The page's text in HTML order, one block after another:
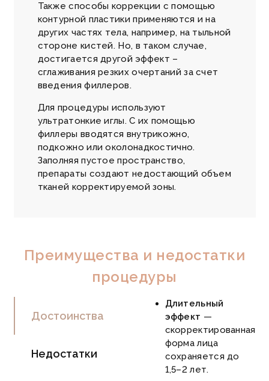
Также способы коррекции с помощью
контурной пластики применяются и на
других частях тела, например, на тыльной
стороне кистей. Но, в таком случае,
достигается другой эффект –
сглаживания резких очертаний за счет
введения филлеров.
Для процедуры используют
ультратонкие иглы. С их помощью
филлеры вводятся внутрикожно,
подкожно или околонадкостично.
Заполняя пустое пространство,
препараты создают недостающий объем
тканей корректируемой зоны.
Преимущества и недостатки
процедуры
Достоинства
Недостатки
Длительный
эффект —
скорректированная
форма лица
сохраняется до
1,5–2 лет.